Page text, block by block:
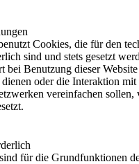
Cookies, die für den
sind und stets gesetzt
bei Benutzung dieser
oder die Interaktion mit
vereinfachen
für die Grundfunktionen